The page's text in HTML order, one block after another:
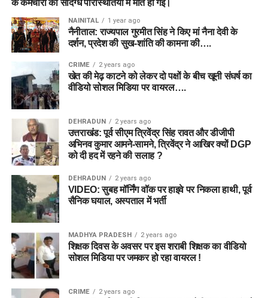
के कर्मचारी की संदिग्ध परिस्थितियों में मौत हो गई।
NAINITAL 1 year ago
नैनीताल: राज्यपाल गुरमीत सिंह ने किए मां नैना देवी के
दर्शन, प्रदेश की सुख-शांति की कामना की….
CRIME 2 years ago
खेत की मेढ़ काटने को लेकर दो पक्षों के बीच खूनी संघर्ष का
वीडियो सोशल मिडिया पर वायरल….
DEHRADUN 2 years ago
उत्तराखंड: पूर्व सीएम त्रिवेंद्र सिंह रावत और डीजीपी
अभिनव कुमार आमने-सामने, त्रिवेंद्र ने आखिर क्यों DGP
को दी हद में रहने की सलाह ?
DEHRADUN 2 years ago
VIDEO: सुबह मॉर्निंग वॉक पर हाइवे पर निकला हाथी, पूर्व
सैनिक घयाल, अस्पताल में भर्ती
MADHYA PRADESH 2 years ago
शिक्षक दिवस के अवसर पर इस शराबी शिक्षक का वीडियो
सोशल मिडिया पर जमकर हो रहा वायरल !
CRIME 2 years ago